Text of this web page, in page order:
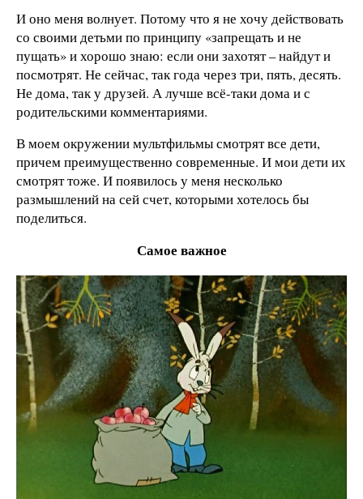
И оно меня волнует. Потому что я не хочу действовать
со своими детьми по принципу «запрещать и не
пущать» и хорошо знаю: если они захотят – найдут и
посмотрят. Не сейчас, так года через три, пять, десять.
Не дома, так у друзей. А лучше всё-таки дома и с
родительскими комментариями.
В моем окружении мультфильмы смотрят все дети,
причем преимущественно современные. И мои дети их
смотрят тоже. И появилось у меня несколько
размышлений на сей счет, которыми хотелось бы
поделиться.
Самое важное